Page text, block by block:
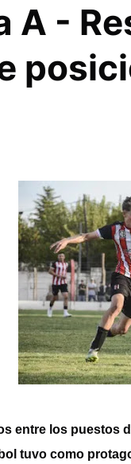
A -
entre los puestos
tuvo como